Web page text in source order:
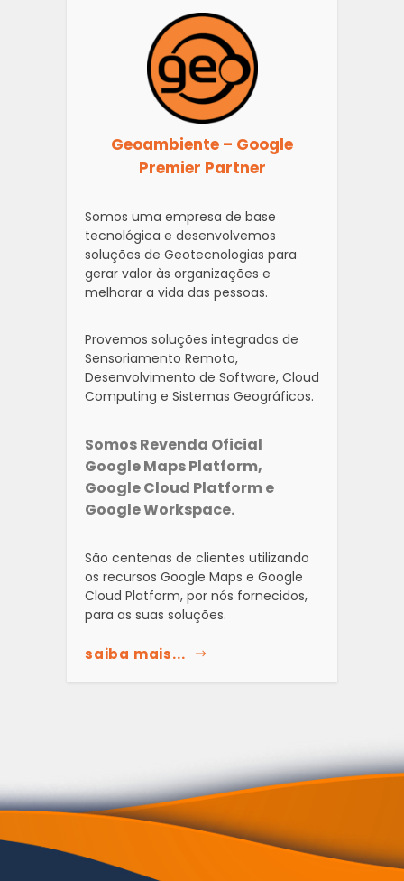
Geoambiente – Google
Premier Partner
Somos uma empresa de base
tecnológica e desenvolvemos
soluções de Geotecnologias para
gerar valor às organizações e
melhorar a vida das pessoas.
Provemos soluções integradas de
Sensoriamento Remoto,
Desenvolvimento de Software, Cloud
Computing e Sistemas Geográficos.
Somos Revenda Oficial
Google Maps Platform,
Google Cloud Platform e
Google Workspace.
São centenas de clientes utilizando
os recursos Google Maps e Google
Cloud Platform, por nós fornecidos,
para as suas soluções.
saiba mais...